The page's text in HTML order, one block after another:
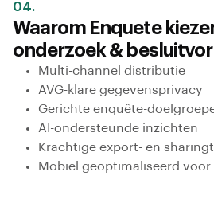
04.
Waarom Enquete
onderzoek &
Multi-channel distributie
AVG-klare gegevensprivacy
Gerichte enquête-
AI-ondersteunde inzichten
Krachtige export- en
Mobiel geoptimaliseerd voor